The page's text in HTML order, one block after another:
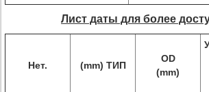
Лист даты для более
Нет. (mm) ТИП
OD
(mm)